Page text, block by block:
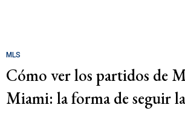
MLS
Cómo ver los partidos de
Miami: la forma de seguir